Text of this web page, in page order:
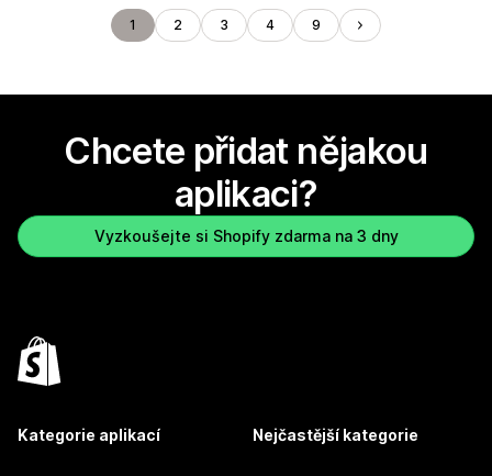
1 2 3 4 9
Chcete přidat nějakou
aplikaci?
Vyzkoušejte si Shopify zdarma na 3 dny
Kategorie aplikací Nejčastější kategorie